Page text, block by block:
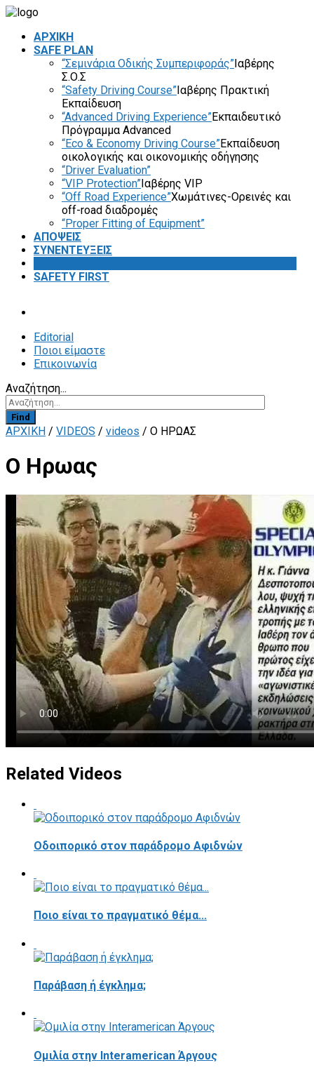
ΑΡΧΙΚΗ
SAFE PLAN
“Σεμινάρια Οδικής Συμπεριφοράς”Ιαβέρης
Σ.Ο.Σ
“Safety Driving Course”Ιαβέρης Πρακτική
Εκπαίδευση
“Advanced Driving Experience”Εκπαιδευτικό
Πρόγραμμα Advanced
“Eco & Economy Driving Course”Εκπαίδευση
οικολογικής και οικονομικής οδήγησης
“Driver Evaluation”
“VIP Protection”Ιαβέρης VIP
“Off Road Experience”Χωμάτινες-Ορεινές και
off-road διαδρομές
“Proper Fitting of Equipment”
ΑΠΟΨΕΙΣ
ΣΥΝΕΝΤΕΥΞΕΙΣ
SAFETY FIRST
Editorial
Ποιοι είμαστε
Επικοινωνία
Αναζήτηση...
Find
ΑΡΧΙΚΗ / VIDEOS / videos / Ο ΗΡΩΑΣ
Ο Ηρωας
Related Videos
Οδοιπορικό στον παράδρομο Αφιδνών
Ποιο είναι το πραγματικό θέμα...
Παράβαση ή έγκλημα;
Ομιλία στην Interamerican Άργους